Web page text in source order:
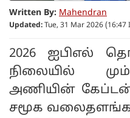
Written By: Mahendran
Updated: Tue, 31 Mar 2026 (16:47
2026 ஐபிஎல்
நிலையில்
அணியின்
சமூக